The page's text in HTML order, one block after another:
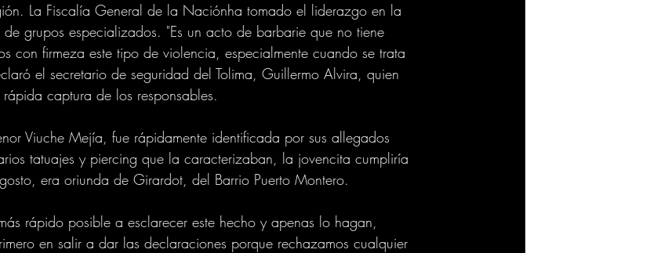
La Fiscalía General de la Naciónha tomado el liderazgo en la
grupos especializados. "Es un acto de barbarie que no tiene
con firmeza este tipo de violencia, especialmente cuando se trata
el secretario de seguridad del Tolima, Guillermo Alvira, quien
captura de los responsables.
Viuche Mejía, fue rápidamente identificada por sus allegados
tatuajes y piercing que la caracterizaban, la jovencita cumpliría
era oriunda de Girardot, del Barrio Puerto Montero.
rápido posible a esclarecer este hecho y apenas lo hagan,
en salir a dar las declaraciones porque rechazamos cualquier